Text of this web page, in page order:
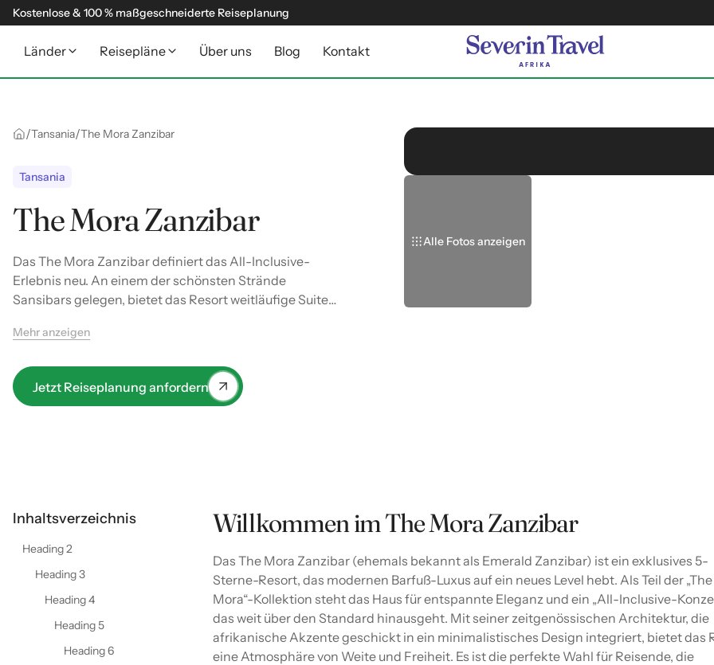
Kostenlose & 100 % maßgeschneiderte Reiseplanung
Länder Reisepläne Über uns Blog Kontakt
/Tansania/The Mora Zanzibar
Tansania
The Mora Zanzibar
Das The Mora Zanzibar definiert das All-Inclusive-
Erlebnis neu. An einem der schönsten Strände
Sansibars gelegen, bietet das Resort weitläufige Suiten,
einen direkten Blick auf das legendäre Mnemba-Atoll.
Luxus suchen.
Mehr anzeigen
Jetzt Reiseplanung anfordern
Alle Fotos anzeigen
Inhaltsverzeichnis
Heading 2
Heading 3
Heading 4
Heading 5
Heading 6
Willkommen im The Mora Zanzibar
Das The Mora Zanzibar (ehemals bekannt als Emerald Zanzibar) ist ein exklusives 5-
Sterne-Resort, das modernen Barfuß-Luxus auf ein neues Level hebt. Als Teil der „The
Mora“-Kollektion steht das Haus für entspannte Eleganz und ein „All-Inclusive-
das weit über den Standard hinausgeht. Mit seiner zeitgenössischen Architektur, die
afrikanische Akzente geschickt in ein minimalistisches Design integriert, bietet das
eine Atmosphäre von Weite und Freiheit. Es ist die perfekte Wahl für Reisende, die